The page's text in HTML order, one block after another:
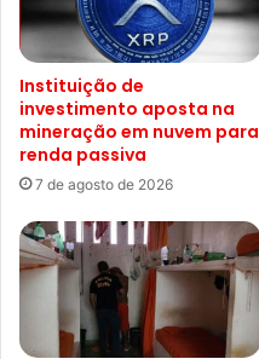
Instituição de
investimento aposta na
mineração em nuvem para
renda passiva
7 de agosto de 2026